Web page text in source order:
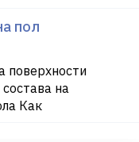
пол
поверхности
на
Как